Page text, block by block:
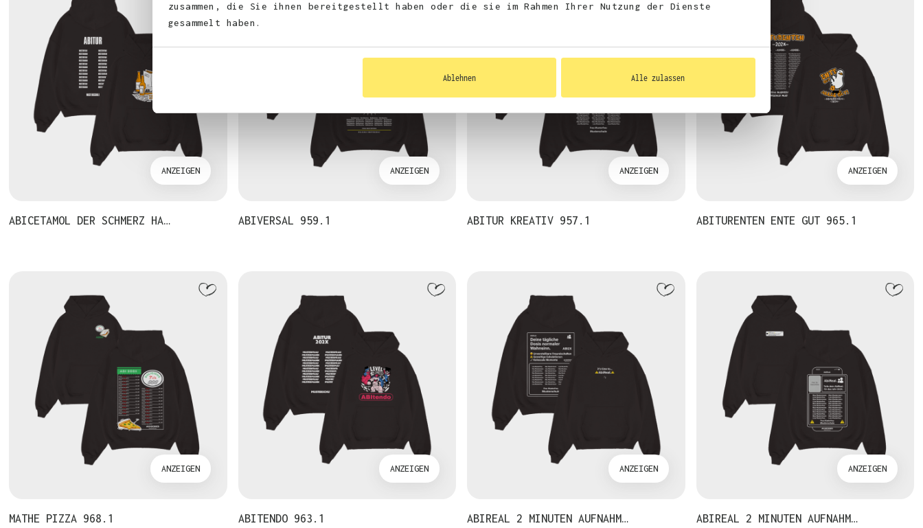
zusammen, die Sie ihnen bereitgestellt haben oder die sie im Rahmen Ihrer Nutzung der Dienste
gesammelt haben.
Ablehnen Alle zulassen
ANZEIGEN
ABICETAMOL DER SCHMERZ HA…
ANZEIGEN
ABIVERSAL 959.1
ANZEIGEN
ABITUR KREATIV 957.1
ANZEIGEN
ABITURENTEN ENTE GUT 965.1
ANZEIGEN
MATHE PIZZA 968.1
ANZEIGEN
ABITENDO 963.1
ANZEIGEN
ABIREAL 2 MINUTEN AUFNAHM…
ANZEIGEN
ABIREAL 2 MINUTEN AUFNAHM…